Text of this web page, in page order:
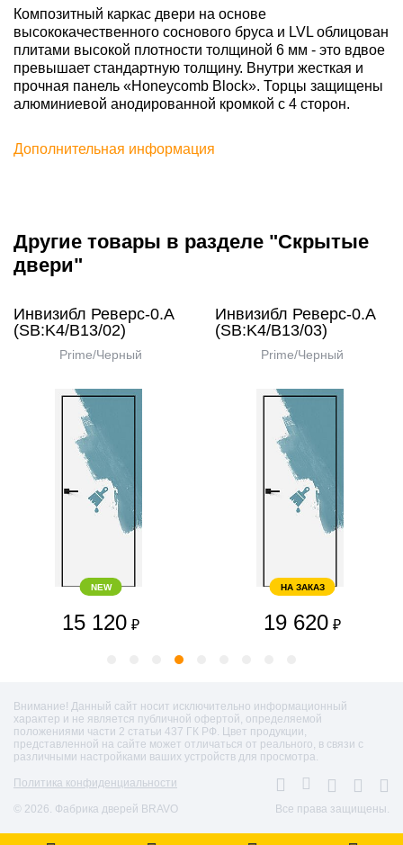
Композитный каркас двери на основе
высококачественного соснового бруса и LVL облицован
плитами высокой плотности толщиной 6 мм - это вдвое
превышает стандартную толщину. Внутри жесткая и
прочная панель «Honeycomb Block». Торцы защищены
алюминиевой анодированной кромкой с 4 сторон.
Дополнительная информация
Другие товары в разделе "Скрытые
двери"
Инвизибл Реверс-0.А
(SB:K4/В13/02)
Prime/Черный
NEW
15 120 ₽
Инвизибл Реверс-0.А
(SB:K4/В13/03)
Prime/Черный
НА ЗАКАЗ
19 620 ₽
Внимание! Данный сайт носит исключительно информационный
характер и не является публичной офертой, определяемой
положениями части 2 статьи 437 ГК РФ. Цвет продукции,
представленной на сайте может отличаться от реального, в связи с
различными настройками ваших устройств для просмотра.
Политика конфиденциальности
© 2026. Фабрика дверей BRAVO Все права защищены.